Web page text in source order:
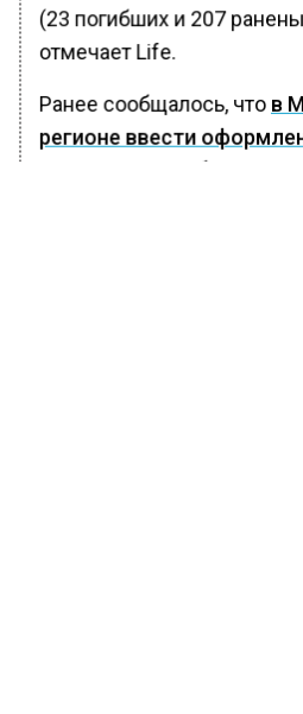
(23 погибших и 207
отмечает Life.
Ранее сообщалось, что в
регионе ввести